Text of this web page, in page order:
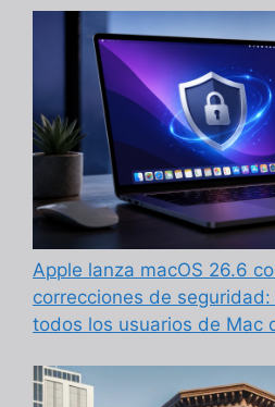
Apple lanza macOS 26.6
correcciones de
todos los usuarios de Mac